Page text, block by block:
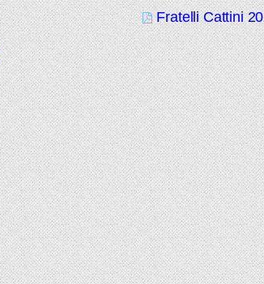
Fratelli Cattini